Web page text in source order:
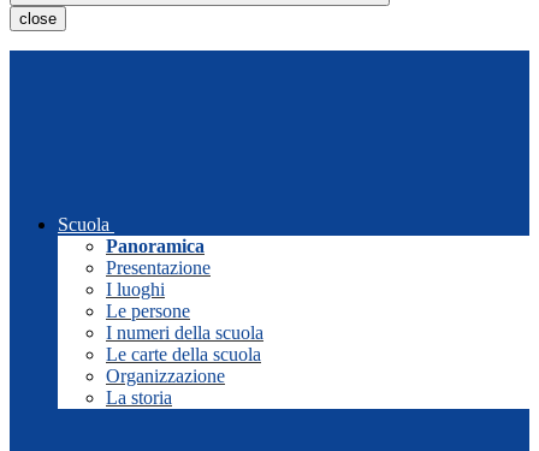
close
Scuola
Panoramica
Presentazione
I luoghi
Le persone
I numeri della scuola
Le carte della scuola
Organizzazione
La storia